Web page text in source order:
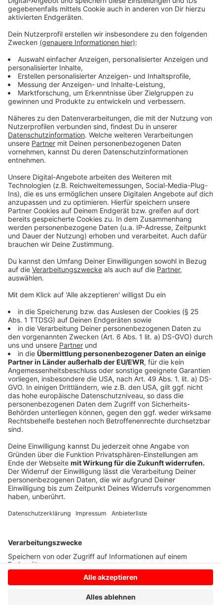
Mit dem Geld soll in den nächsten 10 Jahren vor allem
die Bahnstrecke Troisdorf-Bonn-Oberkassel
ausgebaut werden. Mit einer neuen Methode sollen
die Baustellen für die Bahnkunden erträglicher werden.
sperren um die Arbeiten gebündelt vorzunehmen, als -
so wie bisher - monatelange Störungen zu
verursachen, weil die Arbeiten nur langsam
vorankommen.
Anzeige
©VRR
Viel Geld gibt die Bahn künftig für die Bahnstrecke der
S13 zwischen Troisdorf und Oberkassel aus.
Anzeige
Bund steckt insgesamt 86 Milliarden in die
Bahn
Anzeige
der Bahn für die kommenden 10 Jahre insgesamt 86
Milliarden Euro versprochen. Davon soll NRW
insgesamt etwa 12 bis 13 Prozent bekommen.
Hintergrund ist die Klimakrise. In der Politik will man,
dass die Bahn endlich von ihrem schlechten Image
wegkommt und dass Züge öfter und zuverlässiger
fahren. Über einen Teil davon dürfen die Bundesländer
mitbestimmen, aber den allergrößten Teil darf die
Bahn so ausgeben, wie sie es für richtig hält.
Bahnvorstand Pofalla versprach in Düsseldorf: NRW
Schwerpunkt werden.
Anzeige
Anzeige